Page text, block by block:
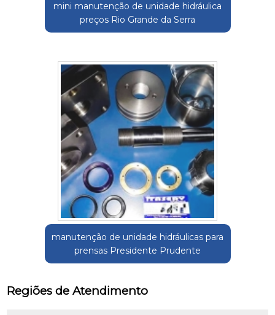
mini manutenção de unidade hidráulica
preços Rio Grande da Serra
manutenção de unidade hidráulicas para
prensas Presidente Prudente
Regiões de Atendimento